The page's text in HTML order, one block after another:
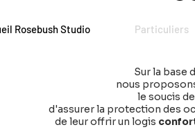
Sur la base
nous
le soucis de
d'assurer la protection des
de leur offrir un logis
Rosebush Studio Particuliers